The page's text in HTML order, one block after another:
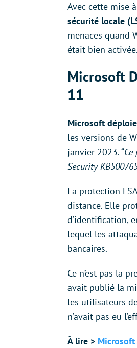
Avec cette mise
sécurité locale
menaces quand
était bien activée.
Microsoft
11
Microsoft
les versions de
janvier 2023. “
Security
La protection
distance. Elle
d’identification,
lequel les
bancaires.
Ce n’est pas la
avait publié la
les utilisateurs
n’avait pas eu
À lire >